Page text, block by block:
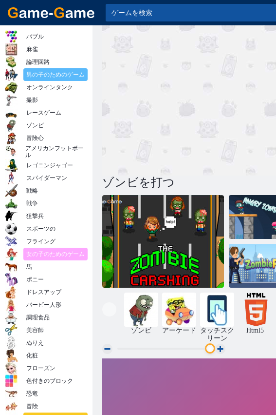
ゾンビを打つ
怒るゾンビ
null
ゾンビポップ
ゾンビ アーケード
タッチスク
リーン
Html5
バブル
麻雀
論理回路
男の子のためのゲーム
オンラインタンク
撮影
レースゲーム
ゾンビ
冒険心
アメリカンフットボー
ル
レゴニンジャゴー
スパイダーマン
戦略
戦争
狙撃兵
スポーツの
フライング
女の子のためのゲーム
馬
ポニー
ドレスアップ
バービー人形
調理食品
美容師
ぬりえ
化粧
フローズン
色付きのブロック
恐竜
冒険